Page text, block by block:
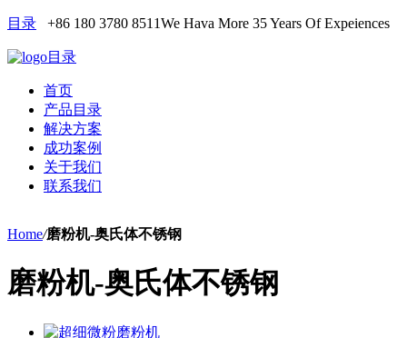
目录 +86 180 3780 8511We Hava More 35 Years Of Expeiences
目录
首页
产品目录
解决方案
成功案例
关于我们
联系我们
Home/磨粉机-奥氏体不锈钢
磨粉机-奥氏体不锈钢